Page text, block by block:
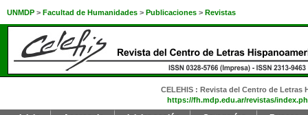
UNMDP > Facultad de Humanidades > Publicaciones > Revistas
CELEHIS : Revista del Centro de
https://fh.mdp.edu.ar/revistas/